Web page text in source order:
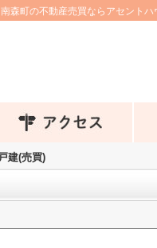
森町の不動産売買ならアセントハ
建(売買)